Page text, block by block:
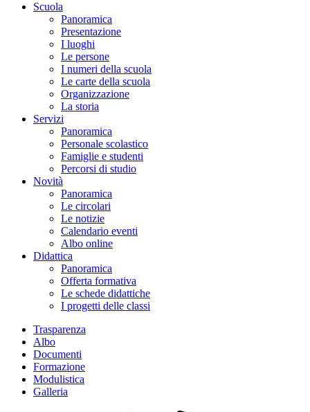
Scuola
Panoramica
Presentazione
I luoghi
Le persone
I numeri della scuola
Le carte della scuola
Organizzazione
La storia
Servizi
Panoramica
Personale scolastico
Famiglie e studenti
Percorsi di studio
Novità
Panoramica
Le circolari
Le notizie
Calendario eventi
Albo online
Didattica
Panoramica
Offerta formativa
Le schede didattiche
I progetti delle classi
Trasparenza
Albo
Documenti
Formazione
Modulistica
Galleria